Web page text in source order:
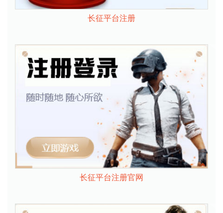
长征平台注册
长征平台注册官网